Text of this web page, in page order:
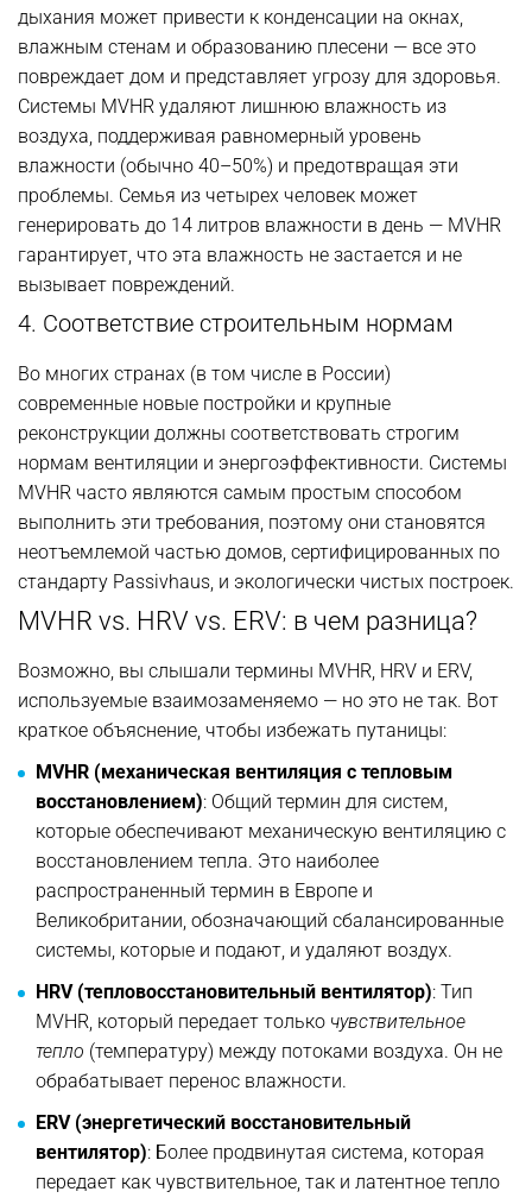
дыхания может привести к конденсации на окнах,
влажным стенам и образованию плесени — все это
повреждает дом и представляет угрозу для здоровья.
Системы MVHR удаляют лишнюю влажность из
воздуха, поддерживая равномерный уровень
влажности (обычно 40–50%) и предотвращая эти
проблемы. Семья из четырех человек может
генерировать до 14 литров влажности в день — MVHR
гарантирует, что эта влажность не застается и не
вызывает повреждений.
4. Соответствие строительным нормам
Во многих странах (в том числе в России)
современные новые постройки и крупные
реконструкции должны соответствовать строгим
нормам вентиляции и энергоэффективности. Системы
MVHR часто являются самым простым способом
выполнить эти требования, поэтому они становятся
неотъемлемой частью домов, сертифицированных по
стандарту Passivhaus, и экологически чистых построек.
MVHR vs. HRV vs. ERV: в чем разница?
Возможно, вы слышали термины MVHR, HRV и ERV,
используемые взаимозаменяемо — но это не так. Вот
краткое объяснение, чтобы избежать путаницы:
MVHR (механическая вентиляция с тепловым
восстановлением): Общий термин для систем,
которые обеспечивают механическую вентиляцию с
восстановлением тепла. Это наиболее
распространенный термин в Европе и
Великобритании, обозначающий сбалансированные
системы, которые и подают, и удаляют воздух.
HRV (тепловосстановительный вентилятор): Тип
MVHR, который передает только чувствительное
тепло (температуру) между потоками воздуха. Он не
обрабатывает перенос влажности.
ERV (энергетический восстановительный
вентилятор): Более продвинутая система, которая
передает как чувствительное, так и латентное тепло